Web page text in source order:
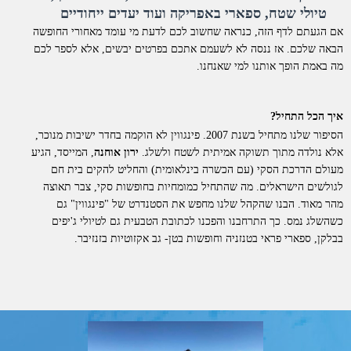
טיולי שטח, ספארי באפריקה ועוד יעדים ייחודיים
אם הגעתם לדף הזה, כנראה שחשוב לכם לדעת מי עומד מאחורי החופשה
הבאה שלכם. אז ננסה לא לשעמם אתכם בפרטים יבשים, אלא לספר לכם
מה באמת הופך אותנו למי שאנחנו.
איך הכל התחיל?
הסיפור שלנו מתחיל בשנת 2007. פינגווין לא הוקמה בחדר ישיבות מנוכר,
אלא נולדה מתוך תשוקה אמיתית לשטח ולשלג. ירון אוחנה , המייסד, הגיע
מעולם הדרכת הסקי (עם הכשרה בינלאומית) והחליט להקים בית חם
לגולשים הישראלים. מה שהתחיל כמומחיות בחופשות סקי, צבר תאוצה
מהר מאוד. הבנו שהקהל שלנו מחפש את הסטנדרט של "פינגווין" גם
כשהשלג נמס. כך התרחבנו והפכנו לכתובת הטבעית גם לטיולי ג'יפים
בבלקן, ספארי פראי בטנזניה וחופשות בטן- גב אקזוטיות בזנזיבר.
רשמית בארגון התעופה הבינלאומיIATA. כל החופשות שאנו מציעים
מוצעות ללקוחות בשיווק ישיר.
מה זה אומר מבחינתכם?